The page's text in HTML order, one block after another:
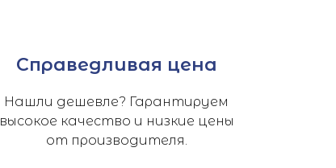
Справедливая цена
Нашли дешевле? Гарантируем
высокое качество и низкие цены
от производителя.